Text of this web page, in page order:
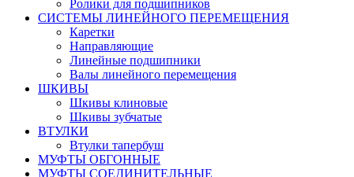
Ролики для подшипников
СИСТЕМЫ ЛИНЕЙНОГО ПЕРЕМЕЩЕНИЯ
Каретки
Направляющие
Линейные подшипники
Валы линейного перемещения
ШКИВЫ
Шкивы клиновые
Шкивы зубчатые
ВТУЛКИ
Втулки тапербуш
МУФТЫ ОБГОННЫЕ
МУФТЫ СОЕДИНИТЕЛЬНЫЕ